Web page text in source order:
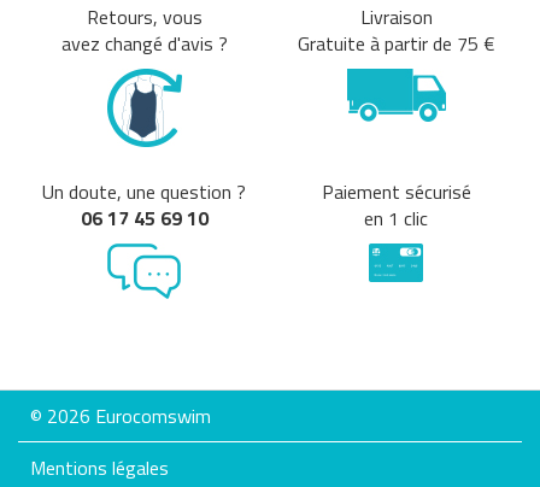
Retours, vous
avez changé d'avis ?
Livraison
Gratuite à partir de 75 €
Un doute, une question ?
06 17 45 69 10
Paiement sécurisé
en 1 clic
© 2026 Eurocomswim
Mentions légales